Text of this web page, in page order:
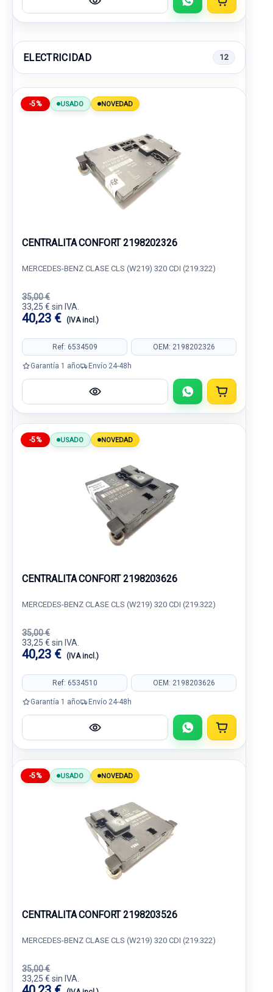
ELECTRICIDAD 12
-5% USADO NOVEDAD
CENTRALITA CONFORT 2198202326
MERCEDES-BENZ CLASE CLS (W219) 320 CDI (219.322)
35,00 €
33,25 € sin IVA.
40,23 € (IVA incl.)
Ref: 6534509 OEM: 2198202326
Garantía 1 año Envío 24-48h
-5% USADO NOVEDAD
CENTRALITA CONFORT 2198203626
MERCEDES-BENZ CLASE CLS (W219) 320 CDI (219.322)
35,00 €
33,25 € sin IVA.
40,23 € (IVA incl.)
Ref: 6534510 OEM: 2198203626
Garantía 1 año Envío 24-48h
-5% USADO NOVEDAD
CENTRALITA CONFORT 2198203526
MERCEDES-BENZ CLASE CLS (W219) 320 CDI (219.322)
35,00 €
33,25 € sin IVA.